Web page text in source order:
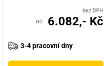
bez DPH
od 6.082,- Kč
3-4 pracovní dny